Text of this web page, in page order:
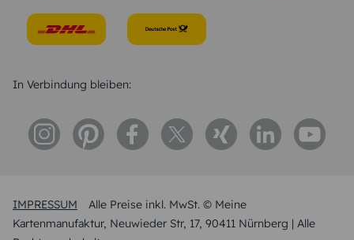
IMPRESSUM
Alle Preise inkl. MwSt. © Meine
Kartenmanufaktur, Neuwieder Str, 17, 90411 Nürnberg | Alle
In Verbindung bleiben: